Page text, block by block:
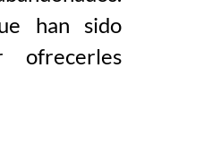
han sido
ofrecerles